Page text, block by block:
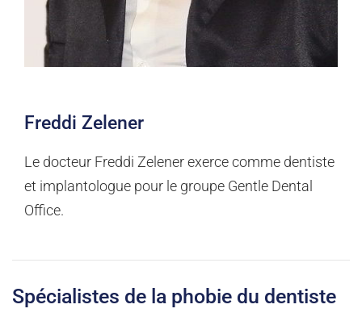
Freddi Zelener
Le docteur Freddi Zelener exerce comme dentiste
et implantologue pour le groupe Gentle Dental
Office.
Spécialistes de la phobie du dentiste